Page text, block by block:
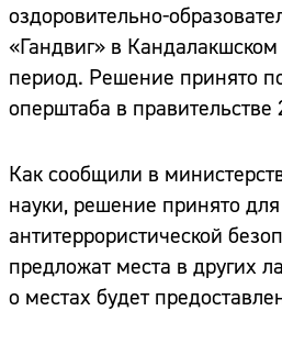
оздоровительно-
«Гандвиг» в Кандалакшском
период. Решение принято
оперштаба в правительстве
Как сообщили в
науки, решение принято
антитеррористической
предложат места в других
о местах будет